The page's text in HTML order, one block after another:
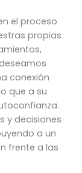
el proceso
propias
conexión
que a su
y decisiones
a un
frente a las